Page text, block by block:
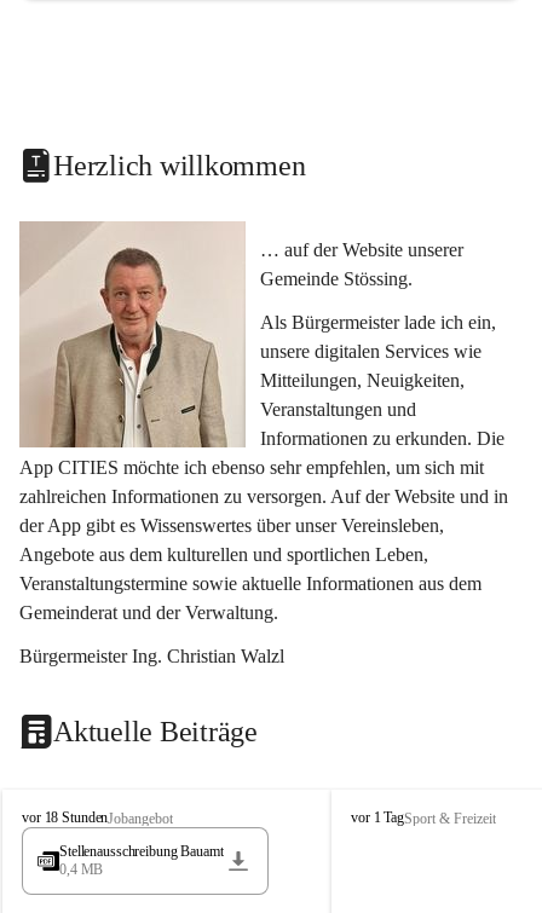
Herzlich willkommen
… auf der Website unserer
Gemeinde Stössing.
Als Bürgermeister lade ich ein,
unsere digitalen Services wie
Mitteilungen, Neuigkeiten,
Veranstaltungen und
Informationen zu erkunden. Die
App CITIES möchte ich ebenso sehr empfehlen, um sich mit
zahlreichen Informationen zu versorgen. Auf der Website und in
der App gibt es Wissenswertes über unser Vereinsleben,
Angebote aus dem kulturellen und sportlichen Leben,
Veranstaltungstermine sowie aktuelle Informationen aus dem
Gemeinderat und der Verwaltung.
Bürgermeister Ing. Christian Walzl
Aktuelle Beiträge
S
t
s
vor 18 StundenJobangebot
Stellenausschreibung Bauamt
0,4 MB
S
vor 1 TagSport & Freizeit